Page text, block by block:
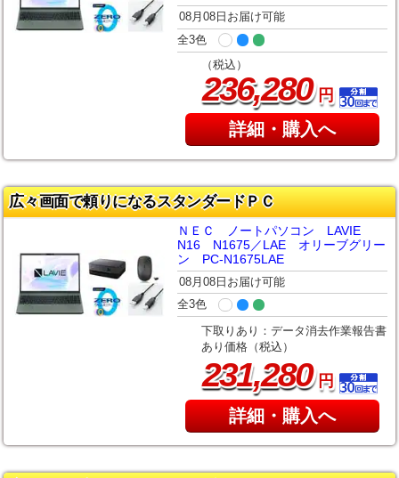
08月08日お届け可能
全3色
（税込）
236,280円
詳細・購入へ
広々画面で頼りになるスタンダードＰＣ
ＮＥＣ ノートパソコン LAVIE
N16 N1675／LAE オリーブグリー
ン PC-N1675LAE
08月08日お届け可能
全3色
下取りあり：データ消去作業報告書
あり価格（税込）
231,280円
詳細・購入へ